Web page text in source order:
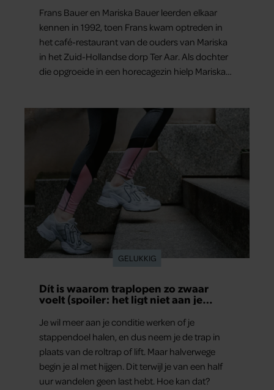
Frans Bauer en Mariska Bauer leerden elkaar
kennen in 1992, toen Frans kwam optreden in
het café-restaurant van de ouders van Mariska
in het Zuid-Hollandse dorp Ter Aar. Als dochter
die opgroeide in een horecagezin hielp Mariska
GELUKKIG
Dít is waarom traplopen zo zwaar
voelt (spoiler: het ligt niet aan je
Je wil meer aan je conditie werken of je
stappendoel halen, en dus neem je de trap in
plaats van de roltrap of lift. Maar halverwege
begin je al met hijgen. Dit terwijl je van een half
uur wandelen geen last hebt. Hoe kan dat?